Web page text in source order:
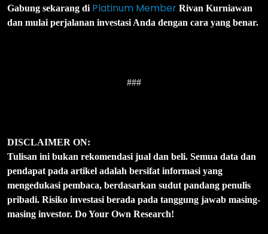
Gabung sekarang di Platinum Member Rivan Kurniawan
dan mulai perjalanan investasi Anda dengan cara yang benar.
###
DISCLAIMER ON:
Tulisan ini bukan rekomendasi jual dan beli. Semua data dan
pendapat pada artikel adalah bersifat informasi yang
mengedukasi pembaca, berdasarkan sudut pandang penulis
pribadi. Risiko investasi berada pada tanggung jawab masing-
masing investor. Do Your Own Research!